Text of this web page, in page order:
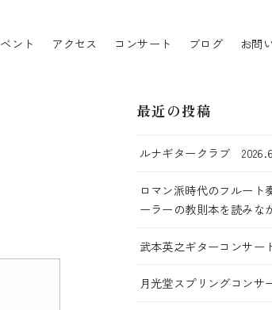
ント アクセス コンサート ブログ お問
最近の投稿
ルナギタークラブ
ロマン派時代のフルート
ーラーの教則本を読みな
武本英之ギターコンサ
月光堂スプリングコンサ